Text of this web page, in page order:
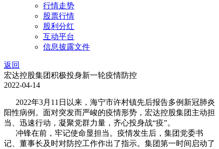
行情走势
股票行情
股利分红
互动平台
信息披露文件
返回
宏达控股集团积极投身新一轮疫情防控
2022-04-14
2022年3月11日以来，海宁市许村镇先后报告多例新冠肺炎
阳性病例。面对突发而严峻的疫情形势，宏达控股集团主动担
当、迅速行动，凝聚党群力量，齐心投身战“疫”。
冲锋在前，牢记使命显担当。疫情发生后，集团党委书
记、董事长及时对防控工作作出了指示。集团第一时间启动了